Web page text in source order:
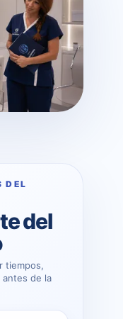
DEL
del
tiempos,
de la